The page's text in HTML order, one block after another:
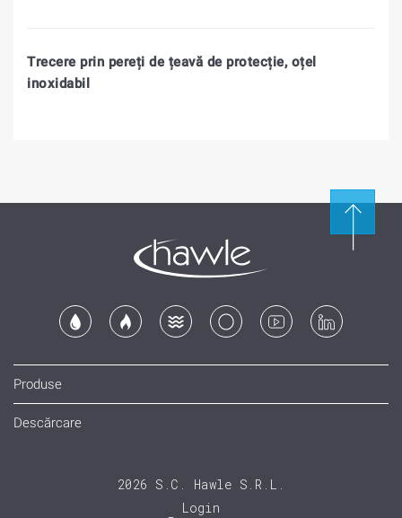
Trecere prin pereți de țeavă de protecție, oțel
inoxidabil
Produse
Descărcare
2026 S.C. Hawle S.R.L.
Login